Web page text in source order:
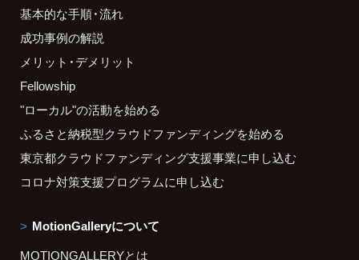
基本的な手順・流れ
成功事例の解説
メリット・デメリット
Fellowship
"ローカル"の活動を始める
ふるさと納税型クラウドファンディングを始める
東京都クラウドファンディング支援事業に申し込む
コロナ対策支援プログラムに申し込む
MotionGalleryについて
MOTIONGALLERYとは